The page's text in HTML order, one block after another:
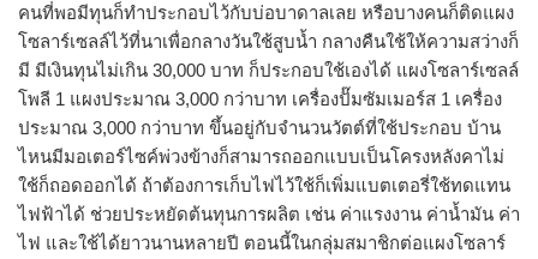
คนที่พอมีทุนก็ทำประกอบไว้กับบ่อบาดาลเลย หรือบางคนก็ติดแผง
โซลาร์เซลล์ไว้ที่นาเพื่อกลางวันใช้สูบน้ำ กลางคืนใช้ให้ความสว่างก็
มี มีเงินทุนไม่เกิน 30,000 บาท ก็ประกอบใช้เองได้ แผงโซลาร์เซลล์
โพลี 1 แผงประมาณ 3,000 กว่าบาท เครื่องปั๊มซัมเมอร์ส 1 เครื่อง
ประมาณ 3,000 กว่าบาท ขึ้นอยู่กับจำนวนวัตต์ที่ใช้ประกอบ บ้าน
ไหนมีมอเตอร์ไซค์พ่วงข้างก็สามารถออกแบบเป็นโครงหลังคาไม่
ใช้ก็ถอดออกได้ ถ้าต้องการเก็บไฟไว้ใช้ก็เพิ่มแบตเตอรี่ใช้ทดแทน
ไฟฟ้าได้ ช่วยประหยัดต้นทุนการผลิต เช่น ค่าแรงงาน ค่าน้ำมัน ค่า
ไฟ และใช้ได้ยาวนานหลายปี ตอนนี้ในกลุ่มสมาชิกต่อแผงโซลาร์